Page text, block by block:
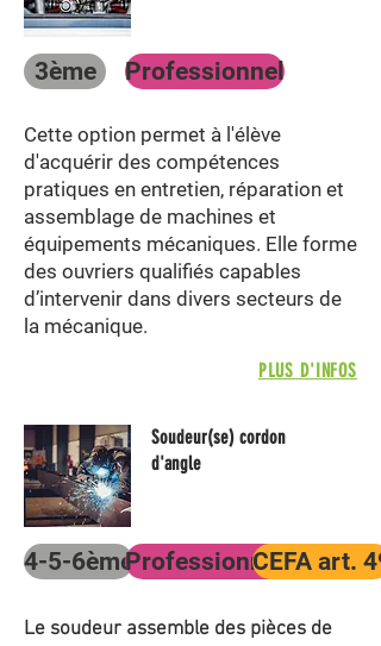
3ème Professionnel
Cette option permet à l'élève
d'acquérir des compétences
pratiques en entretien, réparation et
assemblage de machines et
équipements mécaniques. Elle forme
des ouvriers qualifiés capables
d’intervenir dans divers secteurs de
la mécanique.
PLUS D'INFOS
Soudeur(se) cordon
d'angle
4-5-6èmeProfessionnelCEFA art. 49
Le soudeur assemble des pièces de